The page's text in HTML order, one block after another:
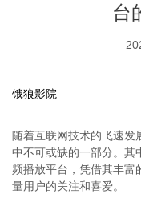
台
饿狼影院
随着互联网技术的飞速
中不可或缺的一部分。其
频播放平台，凭借其丰富
量用户的关注和喜爱。